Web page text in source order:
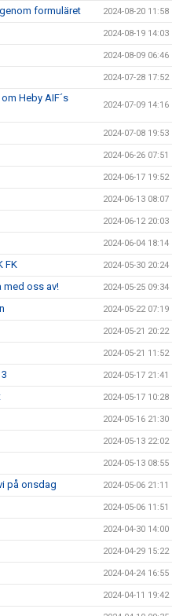
formuläret 2024-08-20 11:58
2024-08-19 14:03
2024-08-09 06:46
2024-07-28 17:52
Heby AIF´s
2024-07-09 14:16
2024-07-08 19:53
2024-06-26 07:51
2024-06-17 19:52
2024-06-13 08:07
2024-06-12 20:03
2024-06-04 18:14
FK 2024-05-30 20:24
med oss av! 2024-05-25 09:34
2024-05-22 07:19
2024-05-21 20:22
2024-05-21 11:52
2024-05-17 21:41
2024-05-17 10:28
2024-05-16 21:30
2024-05-13 22:02
2024-05-13 08:55
på onsdag 2024-05-06 21:11
2024-05-06 11:51
2024-04-30 14:00
2024-04-29 15:22
2024-04-24 16:55
2024-04-11 19:42